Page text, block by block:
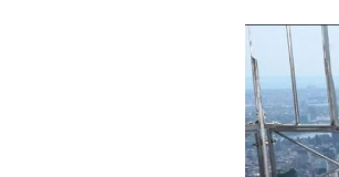
FOTO
CONCORSI